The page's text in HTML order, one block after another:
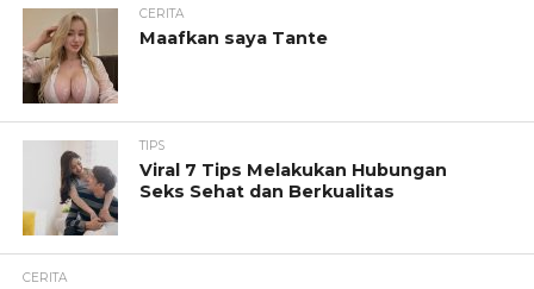
CERITA
Maafkan saya Tante
TIPS
Viral 7 Tips Melakukan Hubungan
Seks Sehat dan Berkualitas
CERITA